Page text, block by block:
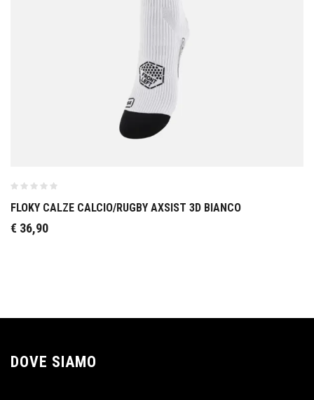
FLOKY CALZE CALCIO/RUGBY AXSIST 3D BIANCO
€ 36,90
DOVE SIAMO